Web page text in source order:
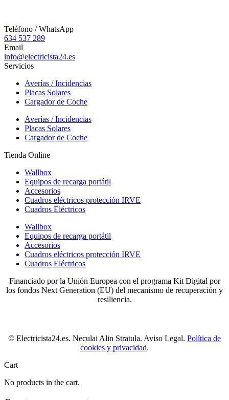
Teléfono / WhatsApp
634 537 289
Email
info@electricista24.es
Servicios
Averías / Incidencias
Placas Solares
Cargador de Coche
Averías / Incidencias
Placas Solares
Cargador de Coche
Tienda Online
Wallbox
Equipos de recarga portátil
Accesorios
Cuadros eléctricos protección IRVE
Cuadros Eléctricos
Wallbox
Equipos de recarga portátil
Accesorios
Cuadros eléctricos protección IRVE
Cuadros Eléctricos
Financiado por la Unión Europea con el programa Kit Digital por
los fondos Next Generation (EU) del mecanismo de recuperación y
resiliencia.
© Electricista24.es. Neculai Alin Stratula. Aviso Legal. Política de
cookies y privacidad.
Cart
No products in the cart.